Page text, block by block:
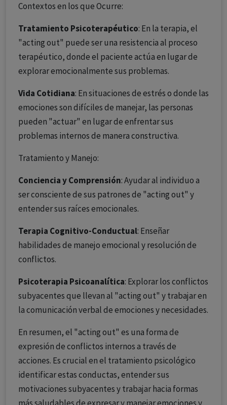
Contextos en los que Ocurre:
Tratamiento Psicoterapéutico: En la terapia, el
"acting out" puede ser una resistencia al proceso
terapéutico, donde el paciente actúa en lugar de
explorar emocionalmente sus problemas.
Vida Cotidiana: En situaciones de estrés o donde las
emociones son difíciles de manejar, las personas
pueden "actuar" en lugar de enfrentar sus
problemas internos de manera constructiva.
Tratamiento y Manejo:
Conciencia y Comprensión: Ayudar al individuo a
ser consciente de sus patrones de "acting out" y
entender sus raíces emocionales.
Terapia Cognitivo-Conductual: Enseñar
habilidades de manejo emocional y resolución de
conflictos.
Psicoterapia Psicoanalítica: Explorar los conflictos
subyacentes que llevan al "acting out" y trabajar en
la comunicación verbal de emociones y necesidades.
En resumen, el "acting out" es una forma de
expresión de conflictos internos a través de
acciones. Es crucial en el tratamiento psicológico
identificar estas conductas, entender sus
motivaciones subyacentes y trabajar hacia formas